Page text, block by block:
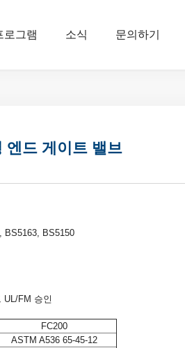
로그램 소식 문의하기
엔드 게이트 밸브
BS5163, BS5150
UL/FM 승인
FC200
ASTM A536 65-45-12